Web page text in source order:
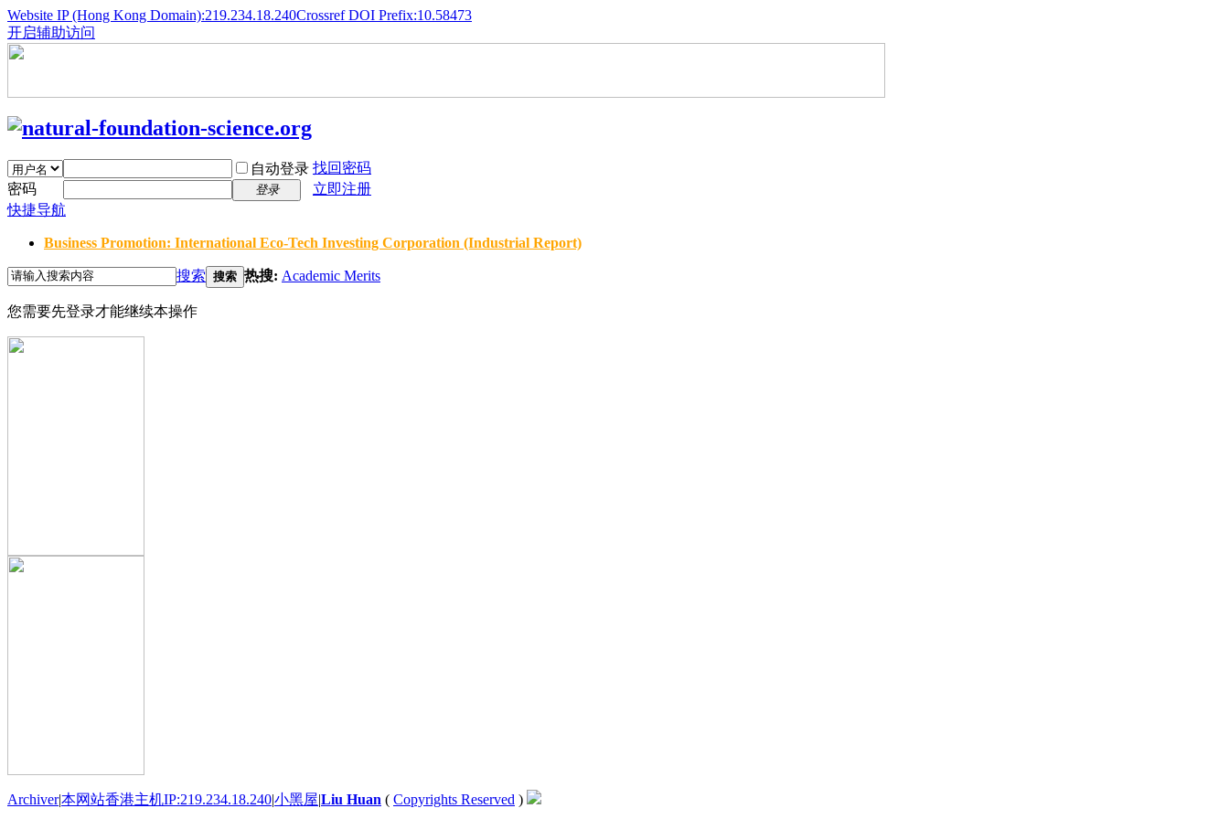
Website IP (Hong Kong Domain):219.234.18.240Crossref DOI Prefix:10.58473
开启辅助访问
自动登录 找回密码
密码
登录
立即注册
快捷导航
Business Promotion: International Eco-Tech Investing Corporation (Industrial Report)
搜索 搜索 热搜: Academic Merits
您需要先登录才能继续本操作
Archiver|本网站香港主机IP:219.234.18.240|小黑屋|Liu Huan ( Copyrights Reserved )